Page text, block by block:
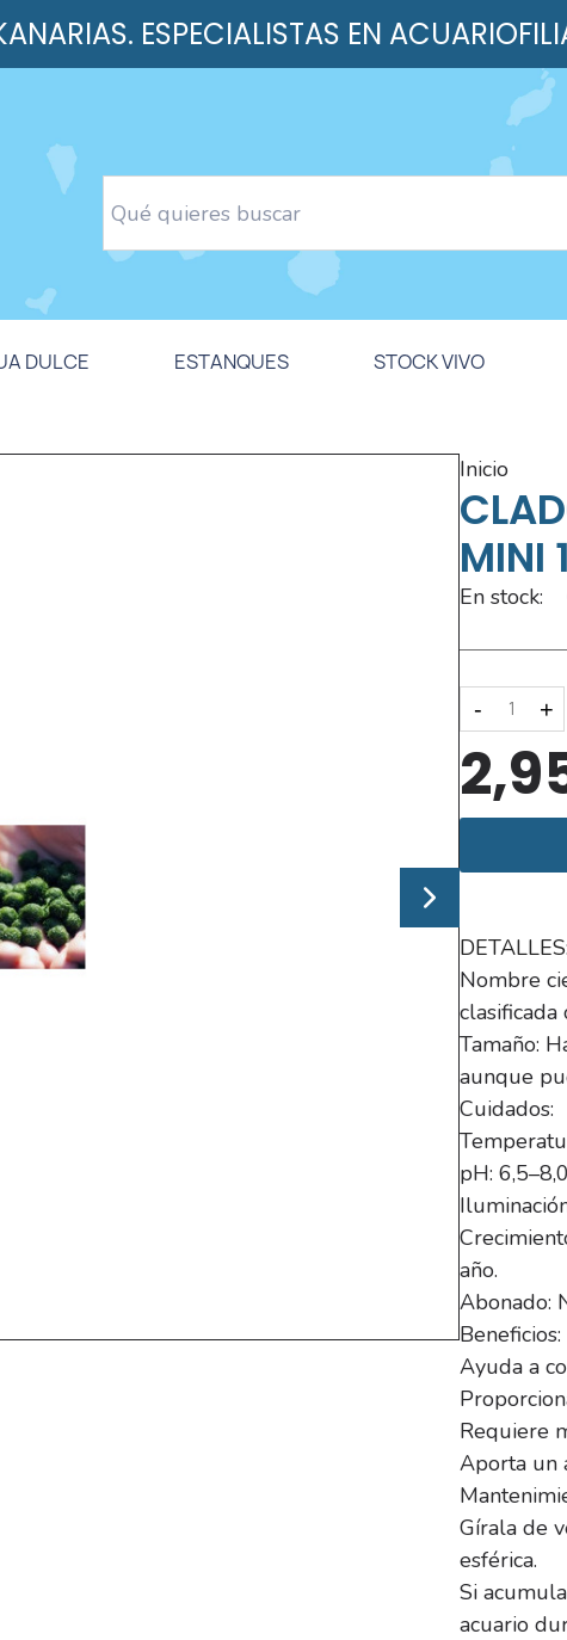
ESPECIALISTAS EN
DULCE ESTANQUES STOCK VIVO
inicio
MINI
En stock:
- +
DETALLES:
Nombre
clasificada
Tamaño:
aunque
Cuidados:
pH:
año.
Abonado:
Beneficios:
Ayuda a
Requiere
Aporta un
Gírala de
esférica.
Si
acuario